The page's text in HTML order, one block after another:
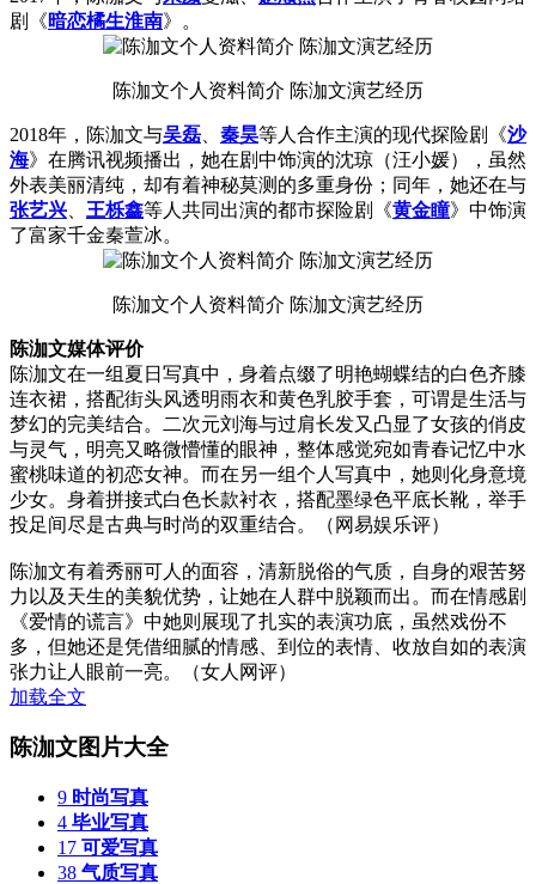
剧《暗恋橘生淮南》。
陈泇文个人资料简介 陈泇文演艺经历
2018年，陈泇文与吴磊 秦昊等人合作主演的现代探险剧《沙
海》在腾讯视频播出，她在剧中饰演的沈琼（汪小媛），虽然
外表美丽清纯，却有着神秘莫测的多重身份；同年，她还在与
张艺兴
王栎鑫等人共同出演的都市探险剧《黄金瞳》中饰演
了富家千金秦萱冰。
陈泇文个人资料简介 陈泇文演艺经历
陈泇文媒体评价
陈泇文在一组夏日写真中，身着点缀了明艳蝴蝶结的白色齐膝
连衣裙，搭配街头风透明雨衣和黄色乳胶手套，可谓是生活与
梦幻的完美结合。二次元刘海与过肩长发又凸显了女孩的俏皮
与灵气，明亮又略微懵懂的眼神，整体感觉宛如青春记忆中水
蜜桃味道的初恋女神。而在另一组个人写真中，她则化身意境
少女。身着拼接式白色长款衬衣，搭配墨绿色平底长靴，举手
投足间尽是古典与时尚的双重结合。（网易娱乐评）
陈泇文有着秀丽可人的面容，清新脱俗的气质，自身的艰苦努
力以及天生的美貌优势，让她在人群中脱颖而出。而在情感剧
《爱情的谎言》中她则展现了扎实的表演功底，虽然戏份不
多，但她还是凭借细腻的情感、到位的表情、收放自如的表演
张力让人眼前一亮。（女人网评）
加载全文
陈泇文图片大全
9 时尚写真
4 毕业写真
17 可爱写真
38 气质写真